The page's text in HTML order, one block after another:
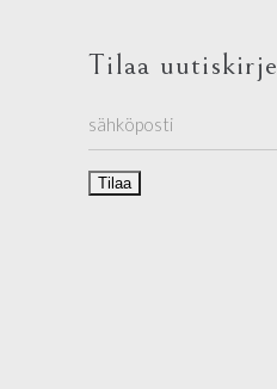
Tilaa uutiskirje